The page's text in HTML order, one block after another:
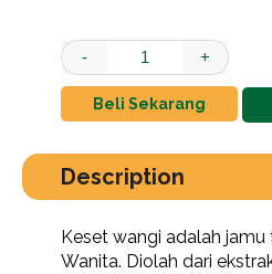
Keset Wangi quantity
- +
Beli Sekarang
Description
Keset wangi adalah jamu
Wanita. Diolah dari